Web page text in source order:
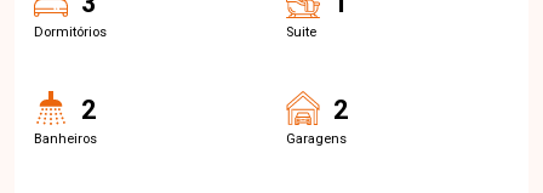
Dormitórios Suite
2
Banheiros
2
Garagens